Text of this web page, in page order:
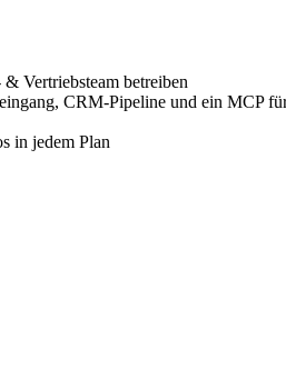
Vertriebsteam betreiben
CRM-Pipeline und ein MCP
in jedem Plan